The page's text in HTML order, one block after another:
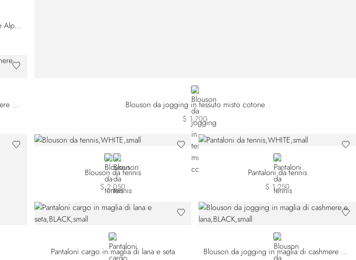
Pantaloni joggers in maglia di cashmere Alpha Yarn
BLUE
Blouson da jogging in tessuto misto cotone
$ 1,700
Blouson da jogging in maglia di cashmere Alpha Yarn
WHITE
BLUE
Blouson da tennis
$ 2,050
WHITE
Pantaloni da tennis
$ 1,250
BLACK
Pantaloni cargo in maglia di lana e seta
BLACK
Blouson da jogging in maglia di cashmere e lana